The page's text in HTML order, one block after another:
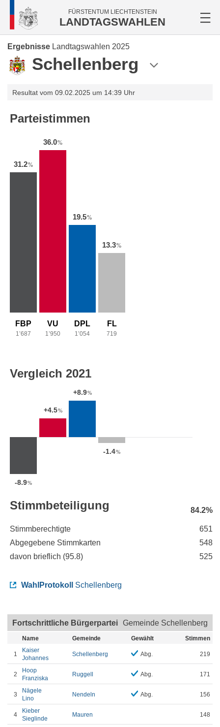
FÜRSTENTUM LIECHTENSTEIN
LANDTAGSWAHLEN
Ergebnisse Landtagswahlen 2025
Schellenberg
Resultat vom 09.02.2025 um 14:39 Uhr
Parteistimmen
31.2%
FBP
1’687
36.0%
VU
1’950
19.5%
DPL
1’054
13.3%
FL
719
Vergleich 2021
-8.9%
+4.5%
+8.9%
-1.4%
Stimmbeteiligung 84.2%
Stimmberechtigte
651
Abgegebene Stimmkarten
548
davon brieflich (95.8) 525
WahlProtokoll Schellenberg
Fortschrittliche Bürgerpartei Gemeinde Schellenberg
Name Gemeinde Gewählt Stimmen
1
Kaiser
Johannes
Schellenberg Abg. 219
2
Hoop
Franziska
Ruggell Abg. 171
3
Nägele
Lino
Nendeln Abg. 156
4
Kieber
Sieglinde
Mauren 148